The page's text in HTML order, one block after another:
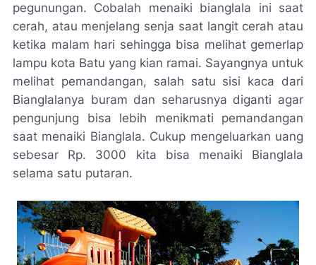
pegunungan. Cobalah menaiki bianglala ini saat
cerah, atau menjelang senja saat langit cerah atau
ketika malam hari sehingga bisa melihat gemerlap
lampu kota Batu yang kian ramai. Sayangnya untuk
melihat pemandangan, salah satu sisi kaca dari
Bianglalanya buram dan seharusnya diganti agar
pengunjung bisa lebih menikmati pemandangan
saat menaiki Bianglala. Cukup mengeluarkan uang
sebesar Rp. 3000 kita bisa menaiki Bianglala
selama satu putaran.